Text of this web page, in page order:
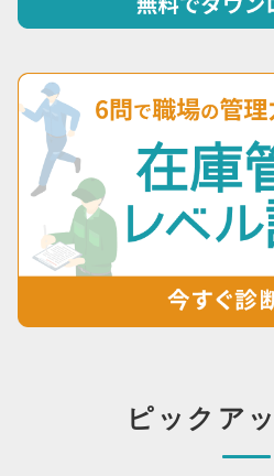
ピックア